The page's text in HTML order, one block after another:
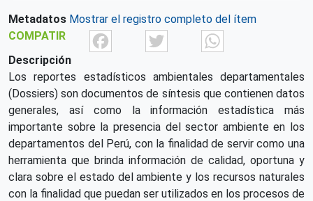
Metadatos Mostrar el registro completo del ítem
COMPATIR
FacebookTwitter
Descripción
Los reportes estadísticos ambientales departamentales
(Dossiers) son documentos de síntesis que contienen datos
generales, así como la información estadística más
importante sobre la presencia del sector ambiente en los
departamentos del Perú, con la finalidad de servir como una
herramienta que brinda información de calidad, oportuna y
clara sobre el estado del ambiente y los recursos naturales
con la finalidad que puedan ser utilizados en los procesos de